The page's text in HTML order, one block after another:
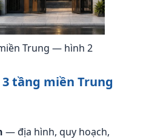
Trung — hình 2
tầng miền Trung
— địa hình, quy hoạch,